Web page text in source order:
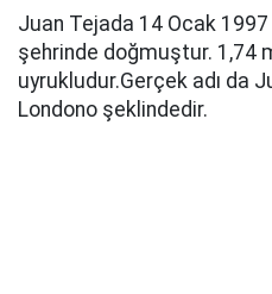
Juan Tejada 14 Ocak
şehrinde doğmuştur. 1,74
uyrukludur.Gerçek adı da
Londono şeklindedir.